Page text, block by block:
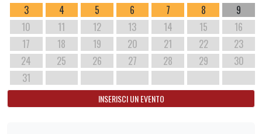
3 4 5 6 7 8
9
10
11 12 13 14 15
16
17
18 19 20 21 22
23
24
25 26 27 28 29
30
31
INSERISCI UN EVENTO